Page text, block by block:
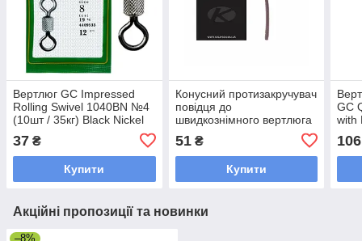
Вертлюг GC Impressed
Rolling Swivel 1040BN №4
(10шт / 35кг) Black Nickel
37 ₴
Купити
Конусний протизакручувач
повідця до
швидкознімного вертлюга
Kalipso Anti Tangle sleeves
soft M (10) brown
(коричневий)
51₴
Купити
GC
with
106
Акційні пропозиції та новинки
–8%